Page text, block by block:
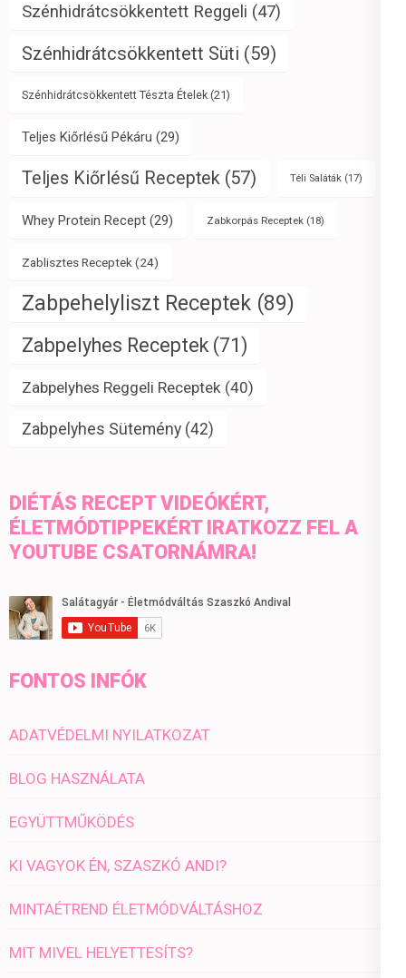
Szénhidrátcsökkentett Reggeli (47)
Szénhidrátcsökkentett Süti (59)
Szénhidrátcsökkentett Tészta Ételek (21)
Teljes Kiőrlésű Pékáru (29)
Teljes Kiőrlésű Receptek (57) Téli Saláták (17)
Whey Protein Recept (29) Zabkorpás Receptek (18)
Zablisztes Receptek (24)
Zabpehelyliszt Receptek (89)
Zabpelyhes Receptek (71)
Zabpelyhes Reggeli Receptek (40)
Zabpelyhes Sütemény (42)
DIÉTÁS RECEPT VIDEÓKÉRT,
ÉLETMÓDTIPPEKÉRT IRATKOZZ FEL A
YOUTUBE CSATORNÁMRA!
FONTOS INFÓK
ADATVÉDELMI NYILATKOZAT
BLOG HASZNÁLATA
EGYÜTTMŰKÖDÉS
KI VAGYOK ÉN, SZASZKÓ ANDI?
MINTAÉTREND ÉLETMÓDVÁLTÁSHOZ
MIT MIVEL HELYETTESÍTS?